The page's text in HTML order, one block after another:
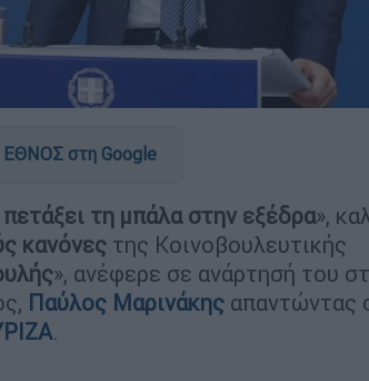
στη Google
τη μπάλα στην εξέδρα»,
κανόνες της Κοινοβουλευτικής
», ανέφερε σε ανάρτησή του
Παύλος Μαρινάκης απαντώντας
.